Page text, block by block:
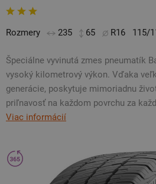
Rozmery 235 65 R16 115/
Špeciálne vyvinutá zmes pneumatík
vysoký kilometrový výkon. Vďaka
generácie, poskytuje mimoriadnu
priľnavosť na každom povrchu za
Viac informácií